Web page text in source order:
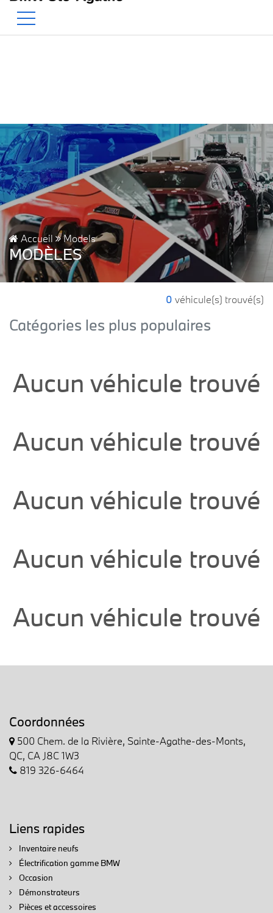
Accueil Models
MODÈLES
0 véhicule(s) trouvé(s)
Catégories les plus populaires
Aucun véhicule trouvé
Aucun véhicule trouvé
Aucun véhicule trouvé
Aucun véhicule trouvé
Aucun véhicule trouvé
Coordonnées
500 Chem. de la Rivière, Sainte-Agathe-des-Monts,
QC, CA J8C 1W3
819 326-6464
Liens rapides
Inventaire neufs
Électrification gamme BMW
Occasion
Démonstrateurs
Pièces et accessoires